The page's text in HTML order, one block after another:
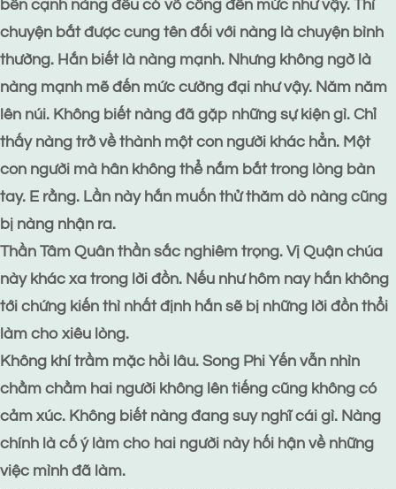
bên cạnh nàng đều có võ công đến mức như vậy. Thì
chuyện bắt được cung tên đối với nàng là chuyện bình
thường. Hắn biết là nàng mạnh. Nhưng không ngờ là
nàng mạnh mẽ đến mức cường đại như vậy. Năm năm
lên núi. Không biết nàng đã gặp những sự kiện gì. Chỉ
thấy nàng trở về thành một con người khác hẳn. Một
con người mà hân không thể nắm bắt trong lòng bàn
tay. E rằng. Lần này hắn muốn thử thăm dò nàng cũng
bị nàng nhận ra.
Thần Tâm Quân thần sắc nghiêm trọng. Vị Quận chúa
này khác xa trong lời đồn. Nếu như hôm nay hắn không
tới chứng kiến thì nhất định hắn sẽ bị những lời đồn thổi
làm cho xiêu lòng.
Không khí trầm mặc hồi lâu. Song Phi Yến vẫn nhìn
chằm chằm hai người không lên tiếng cũng không có
cảm xúc. Không biết nàng đang suy nghĩ cái gì. Nàng
chính là cố ý làm cho hai người này hối hận về những
việc mình đã làm.